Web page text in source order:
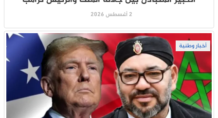
2 أغسطس 2026
أخبار وطنية